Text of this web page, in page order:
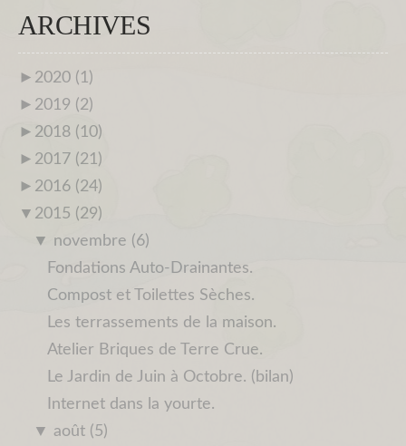
ARCHIVES
► 2020 (1)
► 2019 (2)
► 2018 (10)
► 2017 (21)
► 2016 (24)
▼ 2015 (29)
▼ novembre (6)
Fondations Auto-Drainantes.
Compost et Toilettes Sèches.
Les terrassements de la maison.
Atelier Briques de Terre Crue.
Le Jardin de Juin à Octobre. (bilan)
Internet dans la yourte.
▼ août (5)